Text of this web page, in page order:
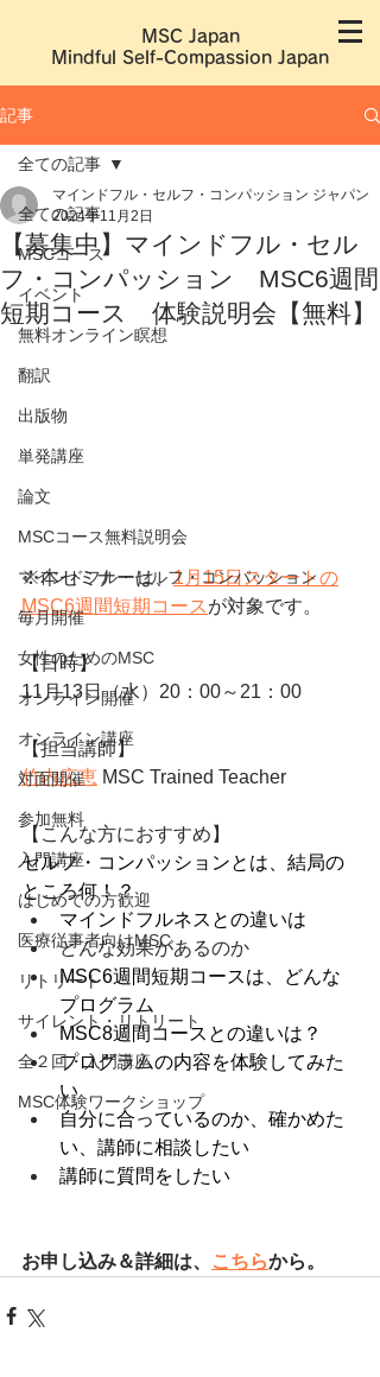
MSC Japan
​Mindful Self-Compassion Japan
記事
全ての記事
MSCコース
イベント
無料オンライン瞑想
翻訳
出版物
単発講座
論文
MSCコース無料説明会
マインドフル・セルフ・コンパッション
毎月開催
女性のためのMSC
オンライン開催
オンライン講座
対面開催
参加無料
入門講座
はじめての方歓迎
医療従事者向けMSC
リトリート
サイレント・リトリート
全２回・入門講座
MSC体験ワークショップ
全ての記事
【募集中】マインドフル・セル
フ・コンパッション MSC6週間
短期コース 体験説明会【無料】
マインドフル・セルフ・コンパッション ジャパン
2024年11月2日
※本セミナーは、1月15日スタートの
MSC6週間短期コース が対象です。
【日時】
11月13日（水）20：00～21：00
【担当講師】
竹内広恵 MSC Trained Teacher
【こんな方におすすめ】
セルフ・コンパッションとは、結局の
ところ何！？
マインドフルネスとの違いは
どんな効果があるのか
MSC6週間短期コースは、どんな
プログラム
MSC8週間コースとの違いは？
プログラムの内容を体験してみた
い
自分に合っているのか、確かめた
い、講師に相談したい
講師に質問をしたい
お申し込み＆詳細は、 こちらから。